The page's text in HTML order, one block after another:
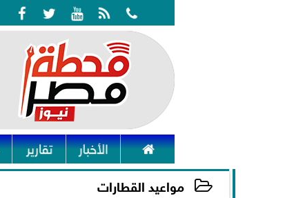
    
 الأخبار تقارير
مواعيد القطارات